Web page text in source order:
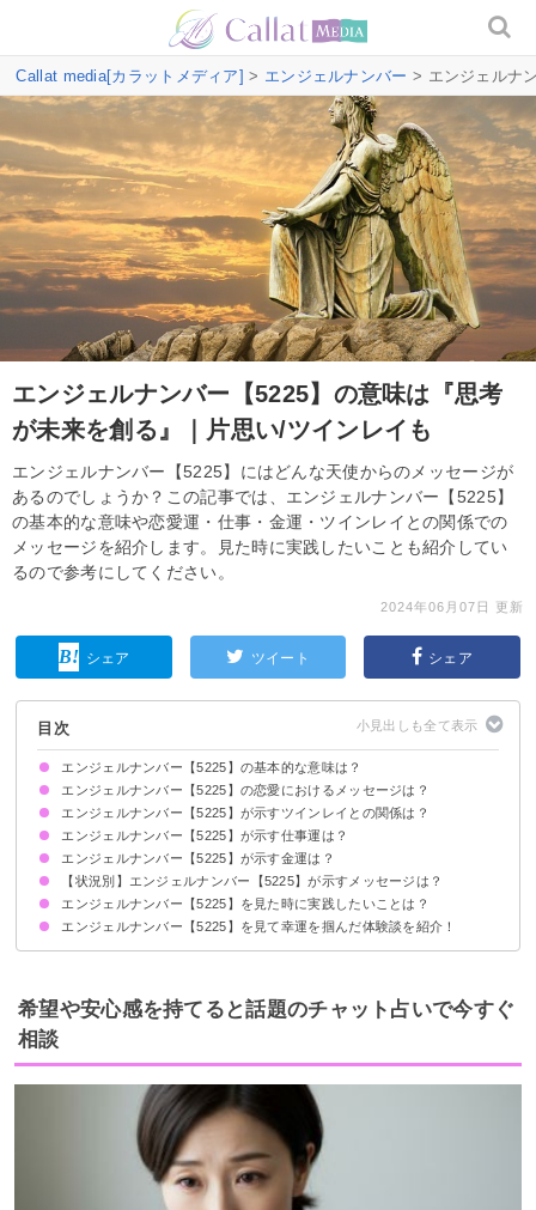
Callat media[カラットメディア] > エンジェルナンバー > エンジェルナ
エンジェルナンバー【5225】の意味は『思考
が未来を創る』｜片思い/ツインレイも
エンジェルナンバー【5225】にはどんな天使からのメッセージが
あるのでしょうか？この記事では、エンジェルナンバー【5225】
の基本的な意味や恋愛運・仕事・金運・ツインレイとの関係での
メッセージを紹介します。見た時に実践したいことも紹介してい
るので参考にしてください。
2024年06月07日 更新
シェア ツイート シェア
目次
エンジェルナンバー【5225】の基本的な意味は？
自分の思考が未来を創る
エンジェルナンバー【5225】の恋愛におけるメッセージは？
片思いしている時
復縁したい時
恋人との関係について
エンジェルナンバー【5225】が示すツインレイとの関係は？
エンジェルナンバー【5225】が示す仕事運は？
エンジェルナンバー【5225】が示す金運は？
【状況別】エンジェルナンバー【5225】が示すメッセージは？
何度も【5225】を見る場合
車のナンバープレートで【5225】を見る場合
エンジェルナンバー【5225】を見た時に実践したいことは？
玄関周りを掃除する
観葉植物を飾る
瞑想をして心を整える
エンジェルナンバー【5225】を見て幸運を掴んだ体験談を紹介！
チームリーダーとして活躍し業績アップに貢献
パートナーとの理解が深まり将来を見据えた交際に発展
ヨガや瞑想を始めて心身の調子が整った
希望や安心感を持てると話題のチャット占いで今すぐ
相談